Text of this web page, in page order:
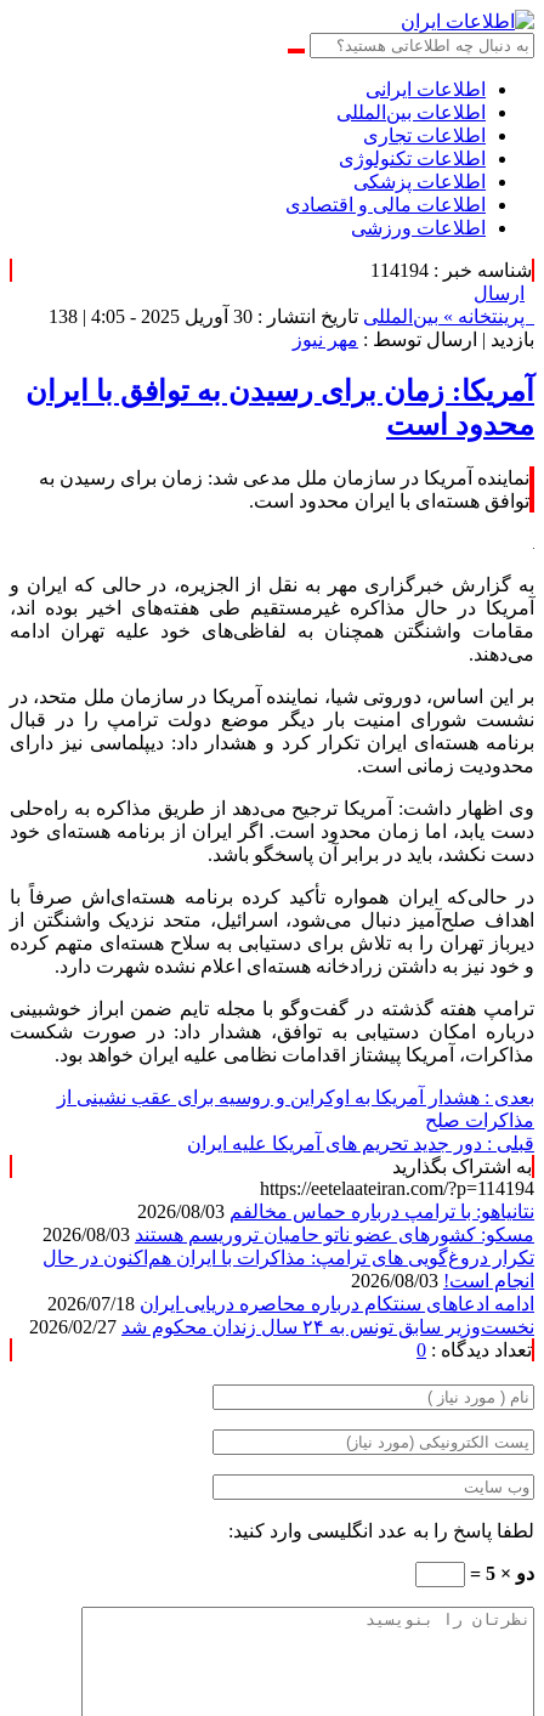
اطلاعات‌ ‎ایرانی
اطلاعات بین‌المللی
اطلاعات تجاری
اطلاعات تکنولوژی
اطلاعات پزشکی
اطلاعات مالی و اقتصادی
اطلاعات ورزشی
شناسه خبر : 114194
ارسال
پرینتخانه » بین‌المللی تاریخ انتشار : 30 آوریل 2025 - 4:05 |
138
بازدید | ارسال توسط : مهر نیوز
آمریکا: زمان برای رسیدن به توافق با ایران
محدود است
نماینده آمریکا در سازمان ملل مدعی شد: زمان برای رسیدن به
توافق هسته‌ای با ایران محدود است.
به گزارش خبرگزاری مهر به نقل از الجزیره، در حالی که ایران و
آمریکا در حال مذاکره غیرمستقیم طی هفته‌های اخیر بوده
اند،
مقامات واشنگتن همچنان به لفاظی‌های خود علیه تهران ادامه
می‌دهند.
بر این اساس،دوروتی شیا، نماینده آمریکا در سازمان ملل متحد، در
نشست شورای امنیت بار دیگر موضع دولت ترامپ را در قبال
برنامه هسته‌ای ایران تکرار کرد و هشدار داد: دیپلماسی نیز دارای
محدودیت زمانی است.
وی اظهار داشت: آمریکا ترجیح می‌دهد از طریق مذاکره به راه‌حلی
دست یابد، اما زمان محدود است. اگر ایران از برنامه هسته‌ای خود
دست نکشد، باید در برابر آن پاسخگو باشد.
در حالی‌که ایران همواره تأکید کرده برنامه هسته‌ای‌اش صرفاً با
اهداف صلح‌آمیز دنبال می‌شود، اسرائیل، متحد نزدیک واشنگتن از
دیرباز تهران را به تلاش برای دستیابی به سلاح هسته‌ای متهم کرده
و خود نیز به داشتن زرادخانه هسته‌ای اعلام نشده شهرت دارد.
ترامپ هفته گذشته در گفت‌وگو با مجله تایم ضمن ابراز خوشبینی
درباره امکان دستیابی به توافق، هشدار داد: در صورت شکست
مذاکرات، آمریکا پیشتاز اقدامات نظامی علیه ایران خواهد بود.
بعدی : هشدار آمریکا به اوکراین و روسیه برای عقب نشینی از
مذاکرات صلح
قبلی : دور جدید تحریم های آمریکا علیه ایران
به اشتراک بگذارید
https://eetelaateiran.com/?p=114194
نتانیاهو: با ترامپ درباره حماس مخالفم
مسکو: کشورهای عضو ناتو حامیان تروریسم هستند
تکرار دروغ‌گویی های ترامپ: مذاکرات با ایران هم‌اکنون در حال
انجام است!
ادامه ادعاهای سنتکام درباره محاصره دریایی ایران
نخست‌وزیر سابق تونس به ۲۴ سال زندان محکوم شد
تعداد دیدگاه : 0
لطفا پاسخ را به عدد انگلیسی وارد کنید:
دو × 5 =